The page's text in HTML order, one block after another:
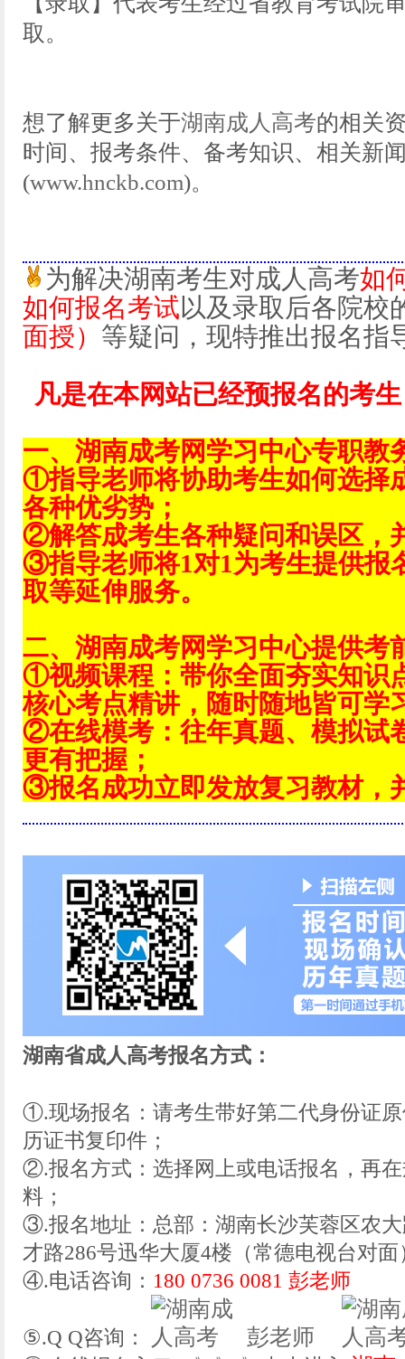
取。
想了解更多关于湖南成人高考的相关
时间、报考条件、备考知识、相关新
(www.hnckb.com)。
为解决湖南考生对成人高考如
如何报名考试以及录取后各院校
面授） 等疑问，现特推出报名指
凡是在本网站已经预报名的考
一、湖南成考网学习中心专职教
①指导老师将协助考生如何选择
各种优劣势；
②解答成考生各种疑问和误区，
③指导老师将1对1为考生提供报
取等延伸服务。
二、湖南成考网学习中心提供考
①视频课程：带你全面夯实知识
核心考点精讲，随时随地皆可学
②在线模考：往年真题、模拟试
更有把握；
③报名成功立即发放复习教材，
湖南省成人高考报名方式：
①.现场报名：请考生带好第二代身份证
历证书复印件；
②.报名方式：选择网上或电话报名，再
料；
③.报名地址：总部：湖南长沙芙蓉区农
才路286号迅华大厦4楼（常德电视台对面
④.电话咨询： 180 0736 0081 彭老师
⑤.Q Q咨询： 彭老师